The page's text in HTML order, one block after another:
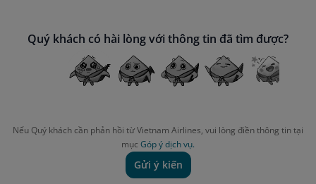
Quý khách có hài lòng với thông tin đã tìm được?
Nếu Quý khách cần phản hồi từ Vietnam Airlines, vui lòng điền thông tin tại
mục Góp ý dịch vụ.
Gửi ý kiến